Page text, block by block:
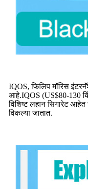
IQOS, फिलिप मॉरिस
आहे.IQOS (US$80-130
विशिष्ट लहान सिगारेट
विकल्या जातात.